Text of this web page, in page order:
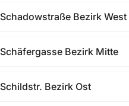
Schadowstraße Bezirk West
Schäfergasse Bezirk Mitte
Schildstr. Bezirk Ost